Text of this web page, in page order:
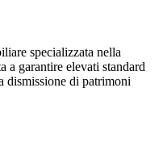
specializzata nella
a garantire elevati standard
dismissione di patrimoni